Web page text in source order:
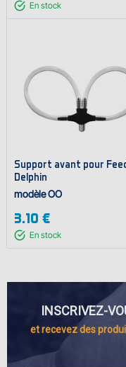
En stock
Support avant pour
Delphin
modèle OO
3.10 €
En stock
INSCRIVEZ-
et recevez des